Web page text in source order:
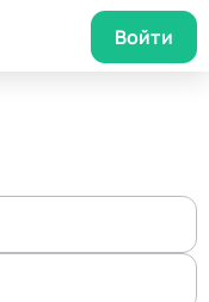
Войти